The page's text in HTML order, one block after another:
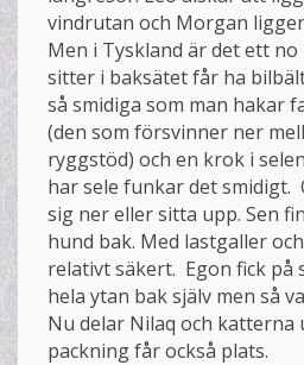
vindrutan och Morgan
Men i Tyskland är det ett
sitter i baksätet får ha
så smidiga som man hakar
(den som försvinner ner
ryggstöd) och en krok i
har sele funkar det smidigt.
sig ner eller sitta upp. Sen
hund bak. Med lastgaller
relativt säkert. Egon fick på
hela ytan bak själv men så
Nu delar Nilaq och katterna
packning får också plats.